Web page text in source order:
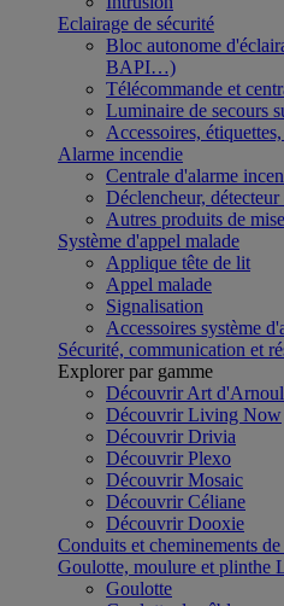
Eclairage de sécurité
Bloc autonome
BAPI…)
Télécommande et
Luminaire de secours
Accessoires,
Alarme incendie
Centrale d'alarme
Déclencheur,
Autres produits de
Système d'appel malade
Applique tête de lit
Appel malade
Signalisation
Accessoires système
Sécurité, communication et
Explorer par gamme
Découvrir Art
Découvrir Living Now
Découvrir Drivia
Découvrir Plexo
Découvrir Mosaic
Découvrir Céliane
Découvrir Dooxie
Conduits et cheminements de
Goulotte, moulure et plinthe
Goulotte